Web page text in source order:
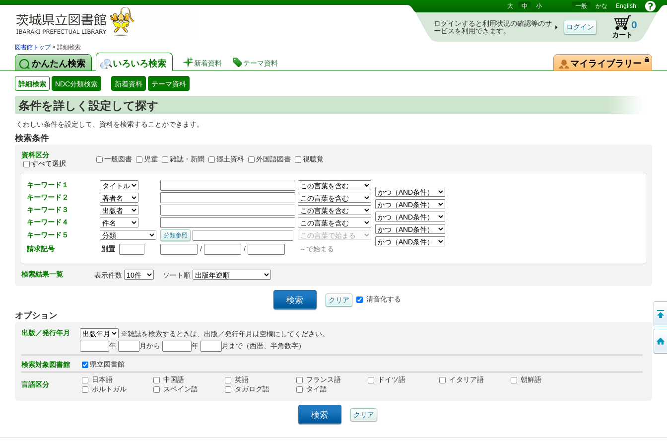
茨城県立図書館 蔵書検索・予約システム 大 中 小 一般 かな English
ログインすると利用状況の確認等のサ
ービスを利用できます。
カート
0
図書館トップ> 詳細検索
かんたん検索 いろいろ検索 新着資料 テーマ資料 マイライブラリー
詳細検索 NDC分類検索 新着資料 テーマ資料
条件を詳しく設定して探す
くわしい条件を設定して、資料を検索することができます。
検索条件
資料区分
すべて選択
一般図書 児童 雑誌・新聞 郷土資料 外国語図書 視聴覚
キーワード１
キーワード２
キーワード３
キーワード４
キーワード５
請求記号
別置 / / ～で始まる
検索結果一覧 表示件数 ソート順
清音化する
オプション
出版／発行年月
※雑誌を検索するときは、出版／発行年月は空欄にしてください。
年
月から 年 月まで（西暦、半角数字）
検索対象図書館 県立図書館
言語区分
日本語 中国語 英語 フランス語 ドイツ語 イタリア語
朝鮮語
ポルトガル
スペイン語 タガログ語 タイ語